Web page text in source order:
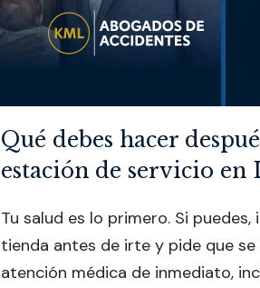
Qué debes hacer
estación de servicio en
Tu salud es lo primero. Si
tienda antes de irte y pide que
atención médica de inmediato,